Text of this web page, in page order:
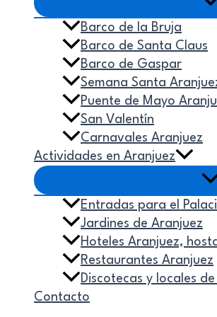
Barco de la Bruja
Barco de Santa Claus
Barco de Gaspar
Semana Santa
Puente de Mayo
San Valentín
Carnavales Aranjuez
Actividades en Aranjuez
Entradas para el
Jardines de Aranjuez
Hoteles Aranjuez,
Restaurantes Aranjuez
Discotecas y locales
Contacto